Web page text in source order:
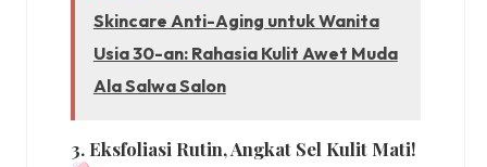
Skincare Anti-Aging untuk Wanita
Usia 30-an: Rahasia Kulit Awet Muda
Ala Salwa Salon
3. Eksfoliasi Rutin, Angkat Sel Kulit Mati!